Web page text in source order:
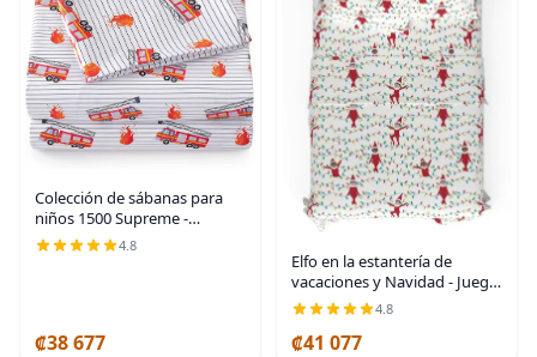
Colección de sábanas para
niños 1500 Supreme -
Divertido, colorido y cómodo
4.8
₡38 677
Elfo en la estantería de
vacaciones y Navidad - Juego
de sábanas súper suaves
100% algodón franela,
tamaño matrimonial,
4.8
₡41 077